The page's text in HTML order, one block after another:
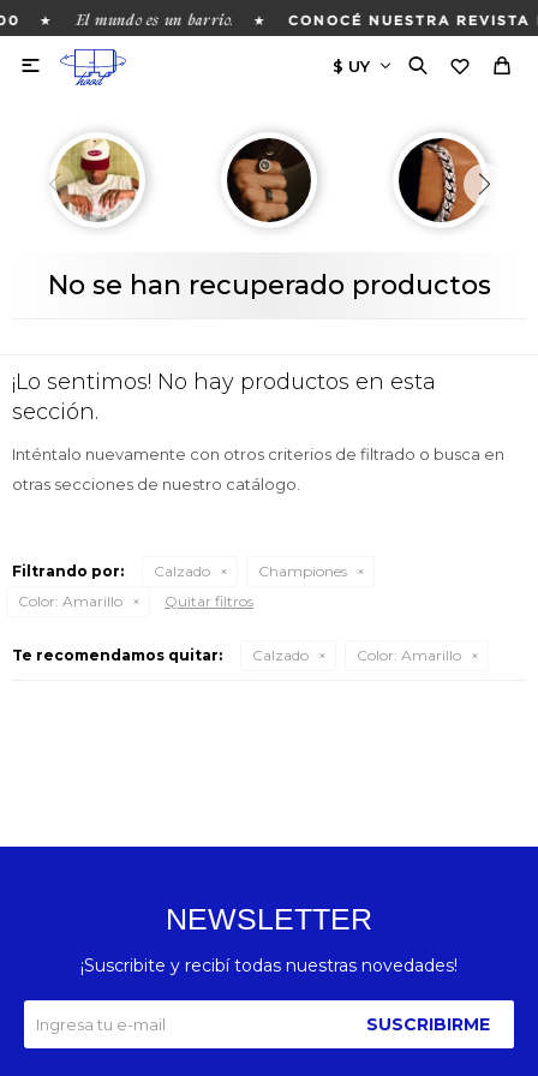
★ El mundo es un barrio. ★ CONOCÉ NUESTRA REVISTA

No se han recuperado productos
¡Lo sentimos! No hay productos en esta
sección.
Inténtalo nuevamente con otros criterios de filtrado o busca en
otras secciones de nuestro catálogo.
Filtrando por: Calzado
Championes
Color: Amarillo Quitar filtros
Te recomendamos quitar: Calzado Color: Amarillo
NEWSLETTER
¡Suscribite y recibí todas nuestras novedades!
SUSCRIBIRME